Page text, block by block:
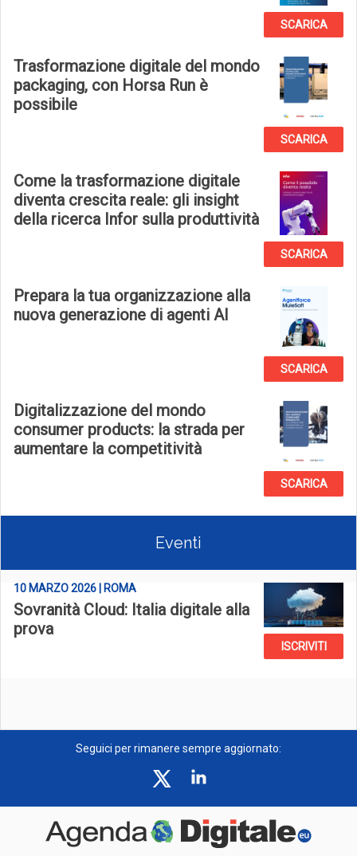
SCARICA
Trasformazione digitale del mondo
packaging, con Horsa Run è
possibile
SCARICA
Come la trasformazione digitale
diventa crescita reale: gli insight
della ricerca Infor sulla produttività
SCARICA
Prepara la tua organizzazione alla
nuova generazione di agenti AI
SCARICA
Digitalizzazione del mondo
consumer products: la strada per
aumentare la competitività
SCARICA
Eventi
10 MARZO 2026 | ROMA
Sovranità Cloud: Italia digitale alla
prova
ISCRIVITI
Seguici per rimanere sempre aggiornato: